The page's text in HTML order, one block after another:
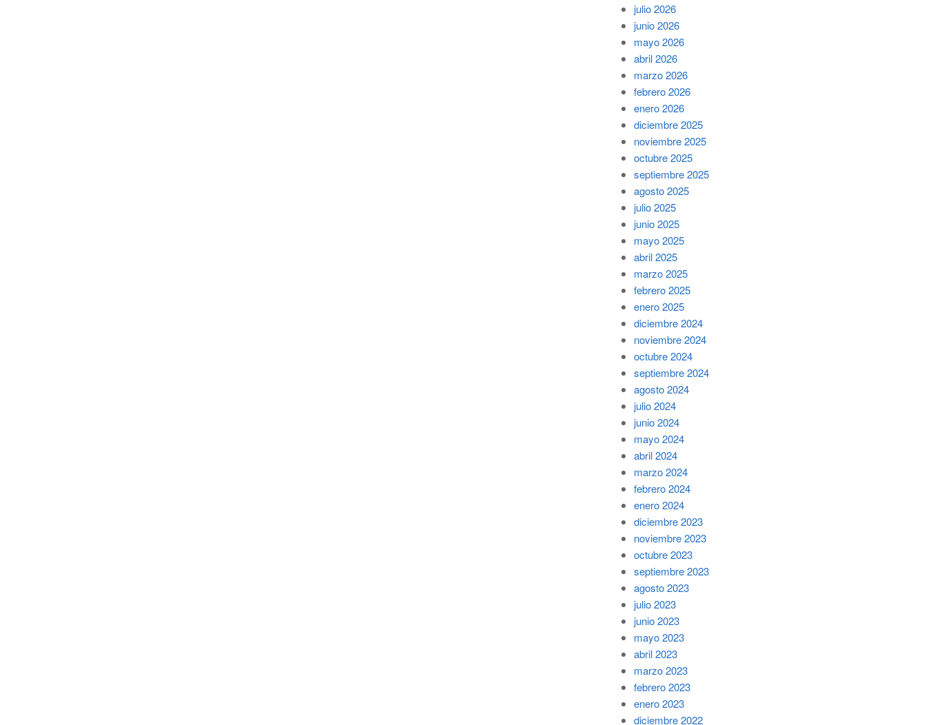
julio 2026
junio 2026
mayo 2026
abril 2026
marzo 2026
febrero 2026
enero 2026
diciembre 2025
noviembre 2025
octubre 2025
septiembre 2025
agosto 2025
julio 2025
junio 2025
mayo 2025
abril 2025
marzo 2025
febrero 2025
enero 2025
diciembre 2024
noviembre 2024
octubre 2024
septiembre 2024
agosto 2024
julio 2024
junio 2024
mayo 2024
abril 2024
marzo 2024
febrero 2024
enero 2024
diciembre 2023
noviembre 2023
octubre 2023
septiembre 2023
agosto 2023
julio 2023
junio 2023
mayo 2023
abril 2023
marzo 2023
febrero 2023
enero 2023
diciembre 2022